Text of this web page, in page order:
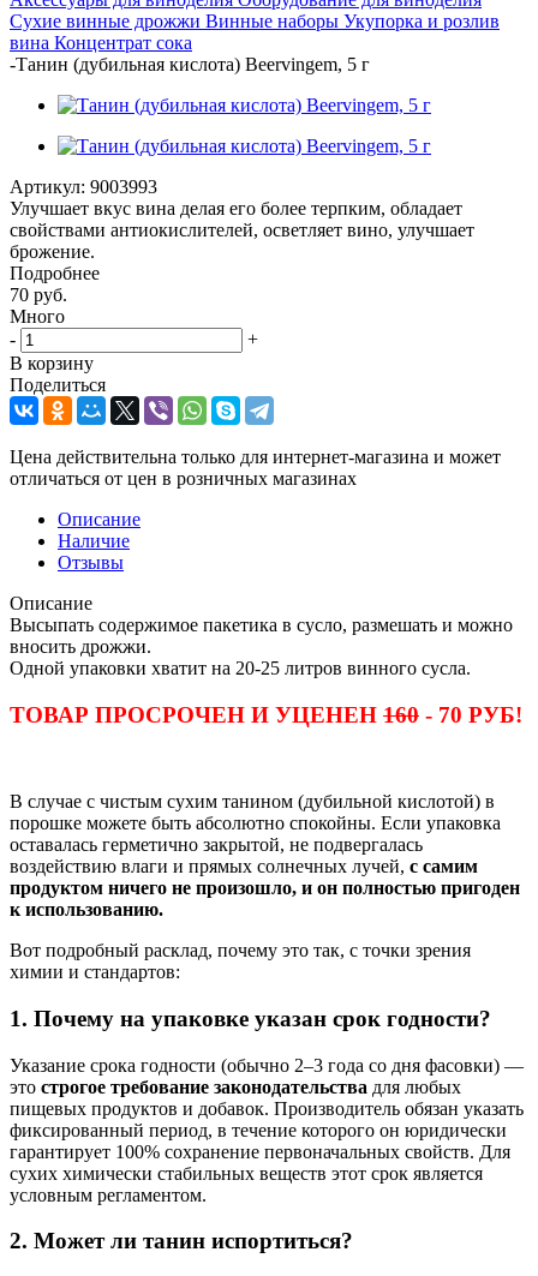
Сухие винные дрожжи Винные наборы Укупорка и розлив
вина Концентрат сока
-Танин (дубильная кислота) Beervingem, 5 г
Артикул: 9003993
Улучшает вкус вина делая его более терпким, обладает
свойствами антиокислителей, осветляет вино, улучшает
брожение.
Подробнее
70 руб.
Много
-
+
В корзину
Поделиться
Цена действительна только для интернет-магазина и может
отличаться от цен в розничных магазинах
Описание
Наличие
Отзывы
Описание
Высыпать содержимое пакетика в сусло, размешать и можно
вносить дрожжи.
Одной упаковки хватит на 20-25 литров винного сусла.
ТОВАР ПРОСРОЧЕН И УЦЕНЕН 160 - 70 РУБ!
В случае с чистым сухим танином (дубильной кислотой) в
порошке можете быть абсолютно спокойны. Если упаковка
оставалась герметично закрытой, не подвергалась
воздействию влаги и прямых солнечных лучей, с самим
продуктом ничего не произошло, и он полностью пригоден
к использованию.
Вот подробный расклад, почему это так, с точки зрения
химии и стандартов:
1. Почему на упаковке указан срок годности?
Указание срока годности (обычно 2–3 года со дня фасовки) —
это строгое требование законодательства для любых
пищевых продуктов и добавок. Производитель обязан указать
фиксированный период, в течение которого он юридически
гарантирует 100% сохранение первоначальных свойств. Для
сухих химически стабильных веществ этот срок является
условным регламентом.
2. Может ли танин испортиться?